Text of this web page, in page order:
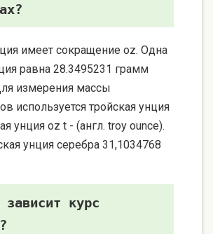
имеет сокращение oz. Одна
равна 28.3495231 грамм
измерения массы
используется тройская унция
унция oz t - (англ. troy ounce).
унция серебра 31,1034768
курс